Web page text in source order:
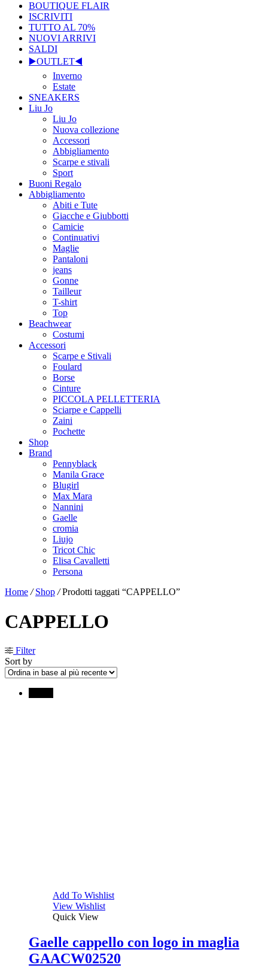
BOUTIQUE FLAIR
ISCRIVITI
TUTTO AL 70%
NUOVI ARRIVI
SALDI
▶️OUTLET◀️
Inverno
Estate
SNEAKERS
Liu Jo
Liu Jo
Nuova collezione
Accessori
Abbigliamento
Scarpe e stivali
Sport
Buoni Regalo
Abbigliamento
Abiti e Tute
Giacche e Giubbotti
Camicie
Continuativi
Maglie
Pantaloni
jeans
Gonne
Tailleur
T-shirt
Top
Beachwear
Costumi
Accessori
Scarpe e Stivali
Foulard
Borse
Cinture
PICCOLA PELLETTERIA
Sciarpe e Cappelli
Zaini
Pochette
Shop
Brand
Pennyblack
Manila Grace
Blugirl
Max Mara
Nannini
Gaelle
cromia
Liujo
Tricot Chic
Elisa Cavalletti
Persona
Home / Shop /Prodotti taggati “CAPPELLO”
CAPPELLO
Filter
Sort by
Add To Wishlist
View Wishlist
Quick View
Gaelle cappello con logo in maglia
GAACW02520